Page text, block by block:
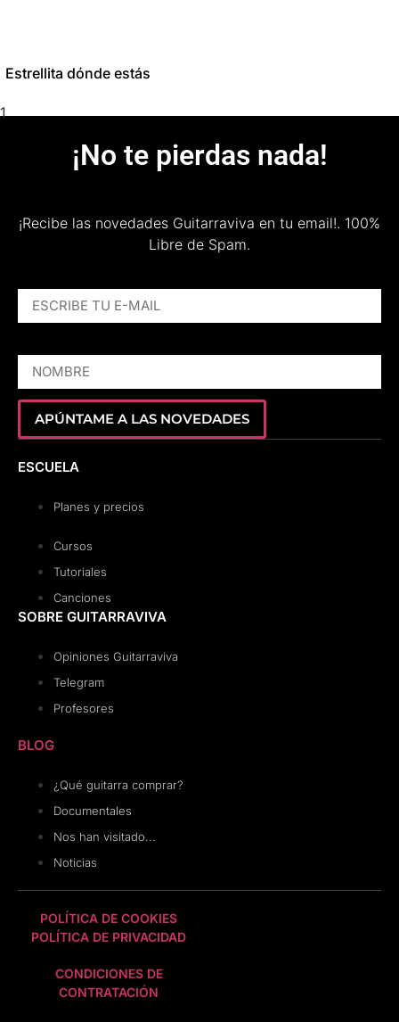
Estrellita dónde estás
¡No te pierdas nada!
¡Recibe las novedades Guitarraviva en tu email!. 100%
Libre de Spam.
APÚNTAME A LAS NOVEDADES
ESCUELA
Planes y precios
Cursos
Tutoriales
Canciones
SOBRE GUITARRAVIVA
Opiniones Guitarraviva
Telegram
Profesores
BLOG
¿Qué guitarra comprar?
Documentales
Nos han visitado...
Noticias
POLÍTICA DE COOKIES
POLÍTICA DE PRIVACIDAD
CONDICIONES DE
CONTRATACIÓN